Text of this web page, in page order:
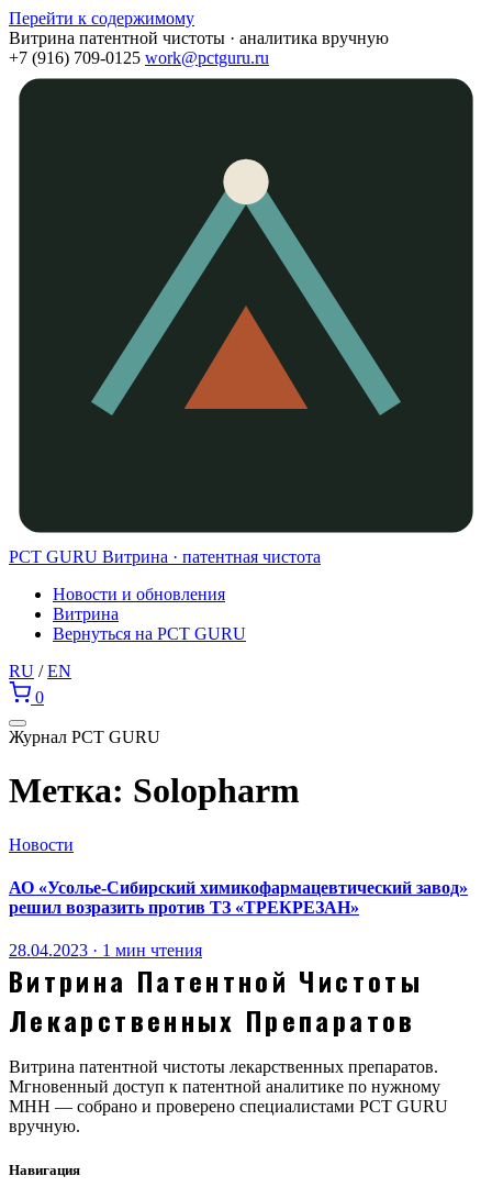
Перейти к содержимому
Витрина патентной чистоты · аналитика вручную
+7 (916) 709-0125 work@pctguru.ru
PCT GURU Витрина · патентная чистота
Новости и обновления
Витрина
Вернуться на PCT GURU
RU / EN
0
Журнал PCT GURU
Метка: Solopharm
Новости
АО «Усолье-Сибирский химикофармацевтический завод»
решил возразить против ТЗ «ТРЕКРЕЗАН»
28.04.2023 · 1 мин чтения
Витрина Патентной Чистоты
Лекарственных Препаратов
Витрина патентной чистоты лекарственных препаратов.
Мгновенный доступ к патентной аналитике по нужному
МНН — собрано и проверено специалистами PCT GURU
вручную.
Навигация